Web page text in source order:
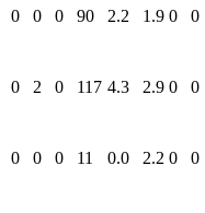
0 0 0 90 2.2 1.9 0
0
0 2 0 117 4.3 2.9 0
0
0 0 0 11 0.0 2.2 0
0